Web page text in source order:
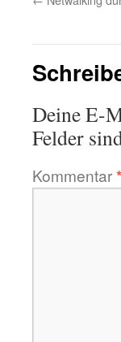
Deine E-
Felder
Kommentar*